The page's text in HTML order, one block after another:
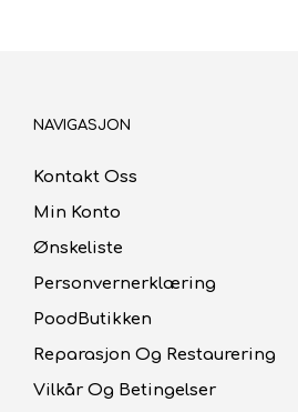
NAVIGASJON
Kontakt Oss
Min Konto
Ønskeliste
Personvernerklæring
PoodButikken
Reparasjon Og Restaurering
Vilkår Og Betingelser